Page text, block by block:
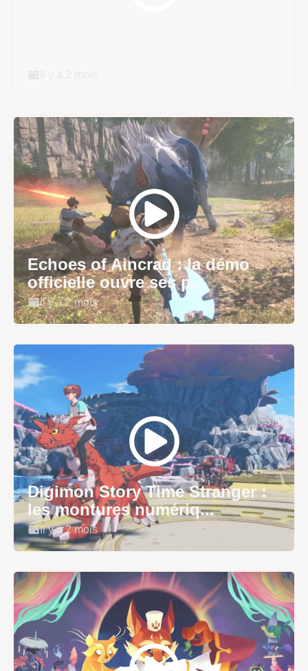
Echoes of Aincrad : la démo
officielle ouvre ses p...
Il y a 2 mois
Digimon Story Time Stranger :
les montures numériq...
Il y a 2 mois